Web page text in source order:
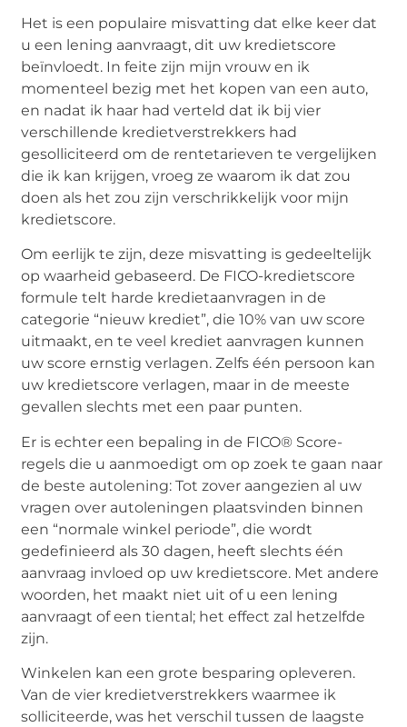
Het is een populaire misvatting dat elke keer dat
u een lening aanvraagt, dit uw kredietscore
beïnvloedt. In feite zijn mijn vrouw en ik
momenteel bezig met het kopen van een auto,
en nadat ik haar had verteld dat ik bij vier
verschillende kredietverstrekkers had
gesolliciteerd om de rentetarieven te vergelijken
die ik kan krijgen, vroeg ze waarom ik dat zou
doen als het zou zijn verschrikkelijk voor mijn
kredietscore.
Om eerlijk te zijn, deze misvatting is gedeeltelijk
op waarheid gebaseerd. De FICO-kredietscore
formule telt harde kredietaanvragen in de
categorie “nieuw krediet”, die 10% van uw score
uitmaakt, en te veel krediet aanvragen kunnen
uw score ernstig verlagen. Zelfs één persoon kan
uw kredietscore verlagen, maar in de meeste
gevallen slechts met een paar punten.
Er is echter een bepaling in de FICO® Score-
regels die u aanmoedigt om op zoek te gaan naar
de beste autolening: Tot zover aangezien al uw
vragen over autoleningen plaatsvinden binnen
een “normale winkel periode”, die wordt
gedefinieerd als 30 dagen, heeft slechts één
aanvraag invloed op uw kredietscore. Met andere
woorden, het maakt niet uit of u een lening
aanvraagt of een tiental; het effect zal hetzelfde
zijn.
Winkelen kan een grote besparing opleveren.
Van de vier kredietverstrekkers waarmee ik
solliciteerde, was het verschil tussen de laagste